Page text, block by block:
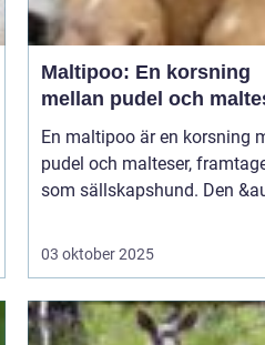
Maltipoo: En korsning
mellan pudel och
En maltipoo är en korsning
pudel och malteser,
som sällskapshund. Den
03 oktober 2025